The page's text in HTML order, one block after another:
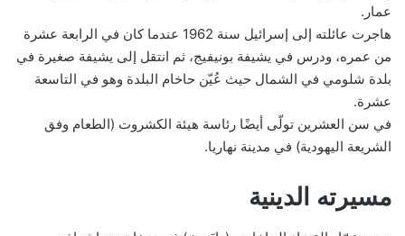
عمار.
هاجرت عائلته إلى إسرائيل سنة 1962 عندما كان في الرابعة عشرة
من عمره، ودرس في يشيفة بونيفيج، ثم انتقل إلى يشيفة صغيرة في
بلدة شلومي في الشمال حيث عُيّن حاخام البلدة وهو في التاسعة
عشرة.
في سن العشرين تولّى أيضًا رئاسة هيئة الكشروت (الطعام وفق
الشريعة اليهودية) في مدينة نهاريا.
مسيرته الدينية